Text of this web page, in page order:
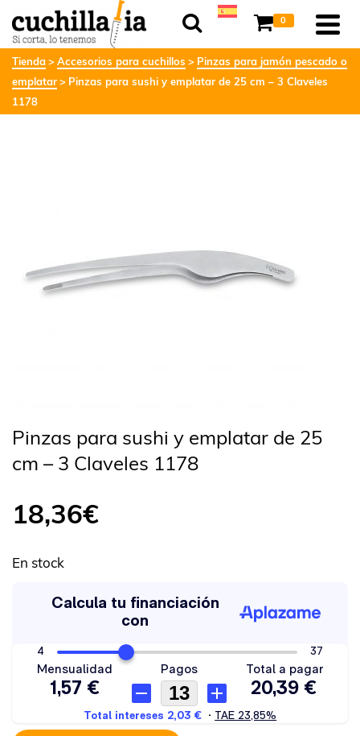
0
Tienda Accesorios para cuchillos
Pinzas para jamón pescado o
emplatar
Pinzas para sushi y emplatar de 25 cm – 3 Claveles
1178
Pinzas para sushi y emplatar de 25
cm – 3 Claveles 1178
18,36€
En stock